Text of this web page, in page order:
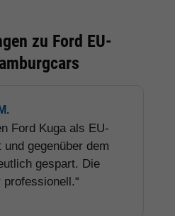
zu Ford EU-
Ford Kuga als EU-
gegenüber dem
gespart. Die